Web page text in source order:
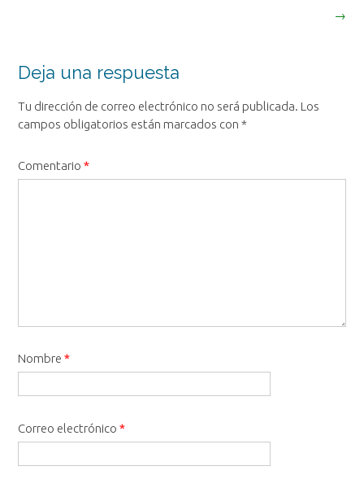
entrada
→
Deja una respuesta
Tu dirección de correo electrónico no será publicada. Los
campos obligatorios están marcados con *
Comentario *
Nombre *
Correo electrónico *